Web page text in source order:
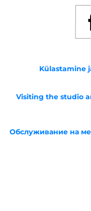
Külastamine
Visiting the studio
Обслуживание на